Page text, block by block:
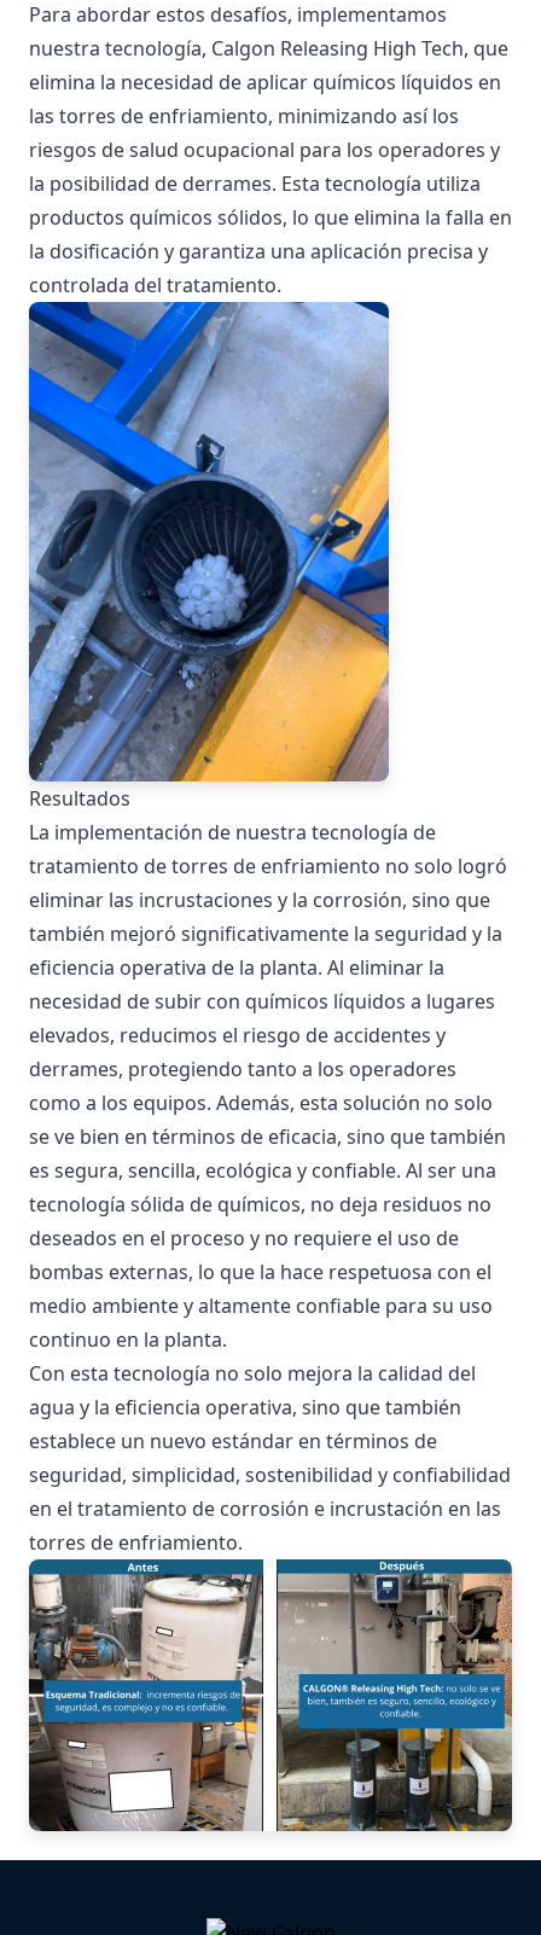
Para abordar estos desafíos, implementamos
nuestra tecnología, Calgon Releasing High Tech, que
elimina la necesidad de aplicar químicos líquidos en
las torres de enfriamiento, minimizando así los
riesgos de salud ocupacional para los operadores y
la posibilidad de derrames. Esta tecnología utiliza
productos químicos sólidos, lo que elimina la falla en
la dosificación y garantiza una aplicación precisa y
controlada del tratamiento.
Resultados
La implementación de nuestra tecnología de
tratamiento de torres de enfriamiento no solo logró
eliminar las incrustaciones y la corrosión, sino que
también mejoró significativamente la seguridad y la
eficiencia operativa de la planta. Al eliminar la
necesidad de subir con químicos líquidos a lugares
elevados, reducimos el riesgo de accidentes y
derrames, protegiendo tanto a los operadores
como a los equipos. Además, esta solución no solo
se ve bien en términos de eficacia, sino que también
es segura, sencilla, ecológica y confiable. Al ser una
tecnología sólida de químicos, no deja residuos no
deseados en el proceso y no requiere el uso de
bombas externas, lo que la hace respetuosa con el
medio ambiente y altamente confiable para su uso
continuo en la planta.
Con esta tecnología no solo mejora la calidad del
agua y la eficiencia operativa, sino que también
establece un nuevo estándar en términos de
seguridad, simplicidad, sostenibilidad y confiabilidad
en el tratamiento de corrosión e incrustación en las
torres de enfriamiento.